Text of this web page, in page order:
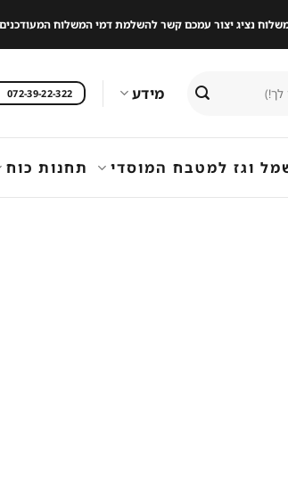
נציג יצור עמכם קשר להשלמת דמי המשלוח
מידע 072-39-22-322
וגז למטבח המוסדי תחנות כוח